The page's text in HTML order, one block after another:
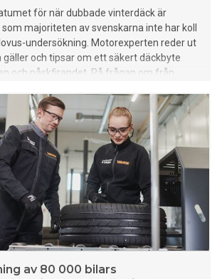
för när dubbade vinterdäck är
majoriteten av svenskarna inte har koll
undersökning. Motorexperten reder ut
gäller och tipsar om ett säkert däckbyte
och påskfirandet. På frågan om från
av fem svenskar rätt (42 procent). Nästan
(57 procent) kan inte reglerna, då 42
svarsalternativ och 15 procent svarar “vet
mest kunskap om datumet är yngre män
högre utsträckning svarar rätt (62
svarsalternativ). Rätt svar är att det är
dubbdäck under tidsperioden 16 april
det inte är eller förväntas bli
infaller påsken sent så det gäller att
tänkt sig en tur till fjällen över påsk.
dubbade vinterdäck på, men se upp så
av 80 000 bilars